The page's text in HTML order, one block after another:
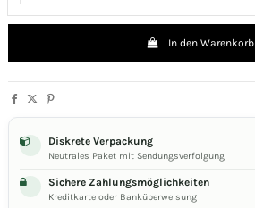
In den Warenkorb
Diskrete Verpackung
Neutrales Paket mit Sendungsverfolgung
Sichere Zahlungsmöglichkeiten
Kreditkarte oder Banküberweisung